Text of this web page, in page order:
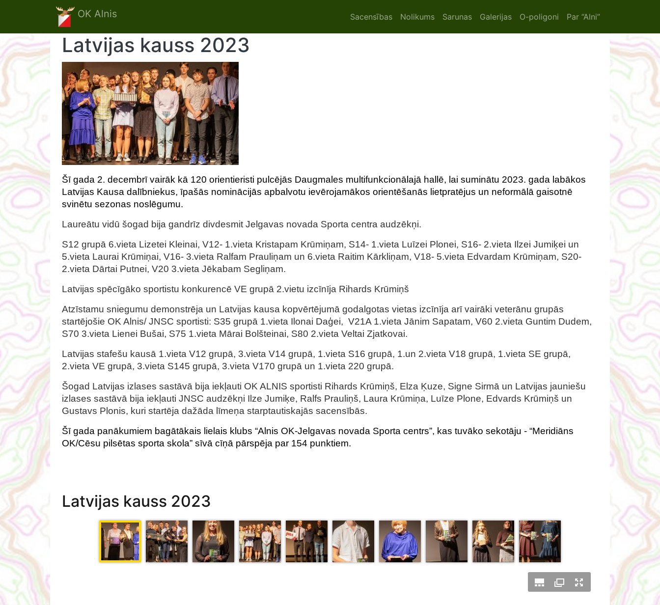
Skip to main content
OK Alnis Main navigation
Sacensības Nolikums Sarunas Galerijas O-poligoni Par “Alni”
Latvijas kauss 2023
Šī gada 2. decembrī vairāk kā 120 orientieristi pulcējās Daugmales multifunkcionālajā hallē, lai suminātu 2023. gada labākos
Latvijas Kausa dalībniekus, īpašās nominācijās apbalvotu ievērojamākos orientēšanās lietpratējus un neformālā gaisotnē
svinētu sezonas noslēgumu.
Laureātu vidū šogad bija gandrīz divdesmit Jelgavas novada Sporta centra audzēkņi.
S12 grupā 6.vieta Lizetei Kleinai, V12- 1.vieta Kristapam Krūmiņam, S14- 1.vieta Luīzei Plonei, S16- 2.vieta Ilzei Jumiķei un
5.vieta Laurai Krūmiņai, V16- 3.vieta Ralfam Prauliņam un 6.vieta Raitim Kārkliņam, V18- 5.vieta Edvardam Krūmiņam, S20-
2.vieta Dārtai Putnei, V20 3.vieta Jēkabam Segliņam.
Latvijas spēcīgāko sportistu konkurencē VE grupā 2.vietu izcīnīja Rihards Krūmiņš
Atzīstamu sniegumu demonstrēja un Latvijas kausa kopvērtējumā godalgotas vietas izcīnīja arī vairāki veterānu grupās
startējošie OK Alnis/ JNSC sportisti: S35 grupā 1.vieta Ilonai Daģei, V21A 1.vieta Jānim Sapatam, V60 2.vieta Guntim Dudem,
S70 3.vieta Lienei Bušai, S75 1.vieta Mārai Bolšteinai, S80 2.vieta Veltai Zjatkovai.
Latvijas stafešu kausā 1.vieta V12 grupā, 3.vieta V14 grupā, 1.vieta S16 grupā, 1.un 2.vieta V18 grupā, 1.vieta SE grupā,
2.vieta VE grupā, 3.vieta S145 grupā, 3.vieta V170 grupā un 1.vieta 220 grupā.
Šogad Latvijas izlases sastāvā bija iekļauti OK ALNIS sportisti Rihards Krūmiņš, Elza Ķuze, Signe Sirmā un Latvijas jauniešu
izlases sastāvā bija iekļauti JNSC audzēkņi Ilze Jumiķe, Ralfs Prauliņš, Laura Krūmiņa, Luīze Plone, Edvards Krūmiņš un
Gustavs Plonis, kuri startēja dažāda līmeņa starptautiskajās sacensībās.
Šī gada panākumiem bagātākais lielais klubs “Alnis OK-Jelgavas novada Sporta centrs”, kas tuvāko sekotāju - “Meridiāns
OK/Cēsu pilsētas sporta skola” sīvā cīņā pārspēja par 154 punktiem.
Latvijas kauss 2023